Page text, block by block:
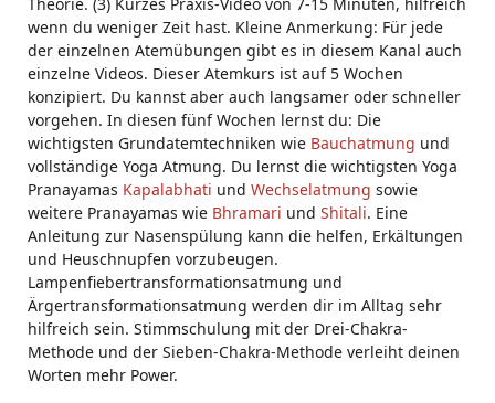
wenn du weniger Zeit hast. Kleine Anmerkung: Für jede
der einzelnen Atemübungen gibt es in diesem Kanal auch
einzelne Videos. Dieser Atemkurs ist auf 5 Wochen
konzipiert. Du kannst aber auch langsamer oder schneller
vorgehen. In diesen fünf Wochen lernst du: Die
wichtigsten Grundatemtechniken wie Bauchatmung und
vollständige Yoga Atmung. Du lernst die wichtigsten Yoga
Pranayamas Kapalabhati und Wechselatmung sowie
weitere Pranayamas wie Bhramari und Shitali. Eine
Anleitung zur Nasenspülung kann die helfen, Erkältungen
und Heuschnupfen vorzubeugen.
Lampenfiebertransformationsatmung und
Ärgertransformationsatmung werden dir im Alltag sehr
hilfreich sein. Stimmschulung mit der Drei-Chakra-
Methode und der Sieben-Chakra-Methode verleiht deinen
Worten mehr Power.